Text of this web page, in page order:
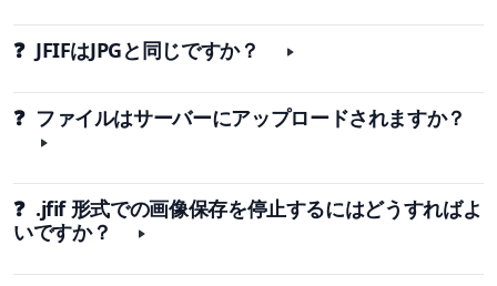
❓ JFIFはJPGと同じですか？
❓ ファイルはサーバーにアップロードされますか？
❓ .jfif 形式での画像保存を停止するにはどうすればよ
いですか？